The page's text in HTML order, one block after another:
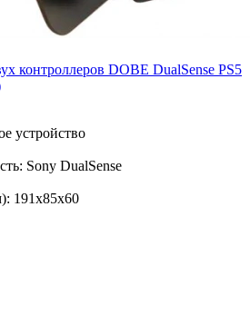
контроллеров DOBE DualSense PS5
устройство
Sony DualSense
191x85x60